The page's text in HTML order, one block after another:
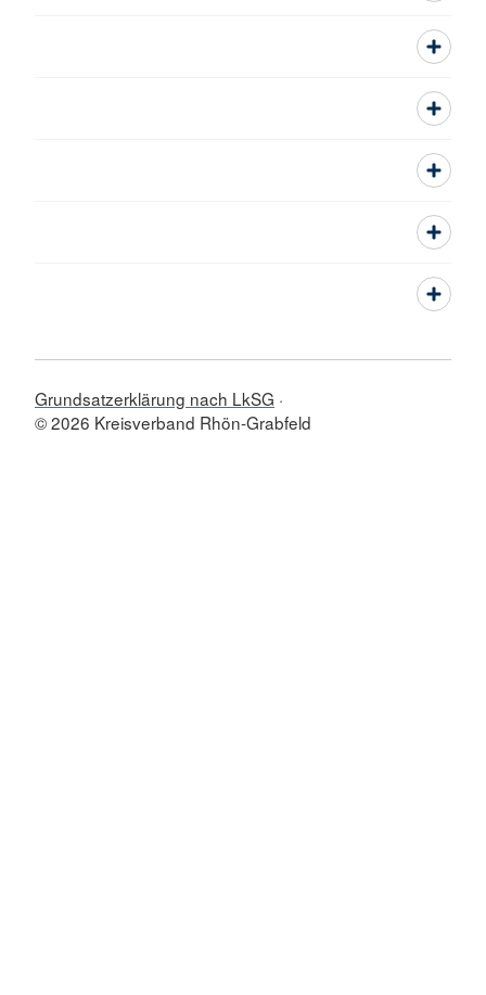
Grundsatzerklärung nach LkSG
© 2026 Kreisverband Rhön-Grabfeld